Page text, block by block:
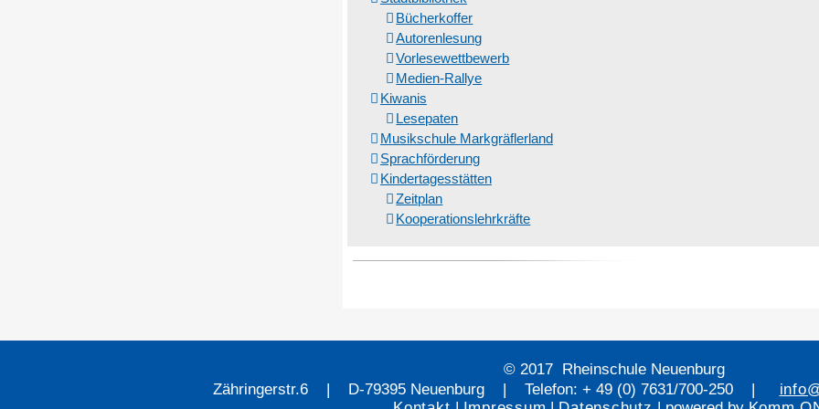
Bücherkoffer
Autorenlesung
Vorlesewettbewerb
Medien-Rallye
Kiwanis
Lesepaten
Musikschule Markgräflerland
Sprachförderung
Kindertagesstätten
Zeitplan
Kooperationslehrkräfte
© 2017 Rheinschule Neuenburg
Zähringerstr.6 | D-79395 Neuenburg | Telefon: + 49 (0) 7631/700-250 |